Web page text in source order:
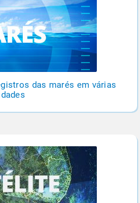
das marés em várias